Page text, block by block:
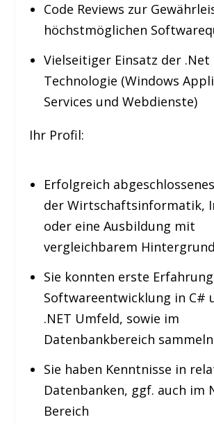
Code Reviews zur
höchstmöglichen
Vielseitiger Einsatz der .Net
Technologie (Windows
Services und Webdienste)
Ihr Profil:
Erfolgreich
der Wirtschaftsinformatik,
oder eine Ausbildung mit
vergleichbarem Hintergrund
Sie konnten erste
Softwareentwicklung in C#
.NET Umfeld, sowie im
Datenbankbereich sammeln
Sie haben Kenntnisse in
Datenbanken, ggf. auch im
Bereich